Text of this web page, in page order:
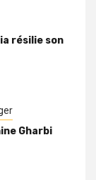
résilie son
Gharbi